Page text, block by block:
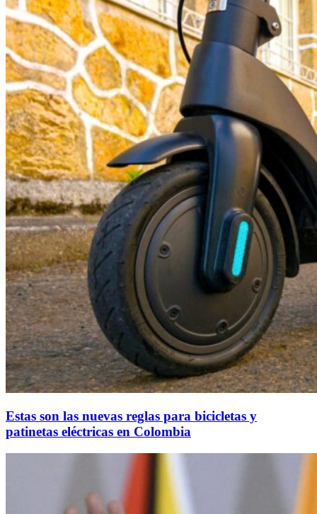
Estas son las nuevas reglas para bicicletas y
patinetas eléctricas en Colombia